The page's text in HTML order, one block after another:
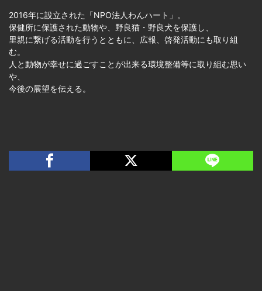
2016年に設立された「NPO法人わんハート」。
保健所に保護された動物や、野良猫・野良犬を保護し、
里親に繋げる活動を行うとともに、広報、啓発活動にも取り組
む。
人と動物が幸せに過ごすことが出来る環境整備等に取り組む思い
や、
今後の展望を伝える。